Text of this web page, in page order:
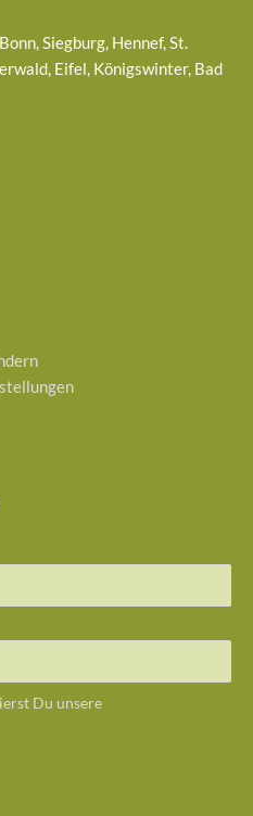
Siegburg, Hennef, St.
Eifel, Königswinter, Bad
Du unsere